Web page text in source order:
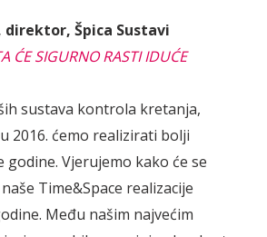
direktor, Špica Sustavi
ĆE SIGURNO RASTI IDUĆE
sustava kontrola kretanja,
2016. ćemo realizirati bolji
Vjerujemo kako će se
Time&Space realizacije
Među našim najvećim